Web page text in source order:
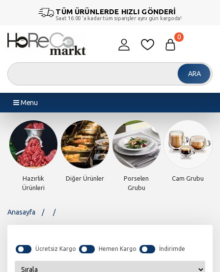
TÜM ÜRÜNLERDE HIZLI GÖNDERİ
Saat 16:00 ‘a kadar tüm siparişler aynı gün kargoda!
ARA
0
Menu
Hazırlık
Ürünleri
Diğer Ürünler
Porselen
Grubu
Cam Grubu
Anasayfa
Ücretsiz Kargo Hemen Kargo İndirimde